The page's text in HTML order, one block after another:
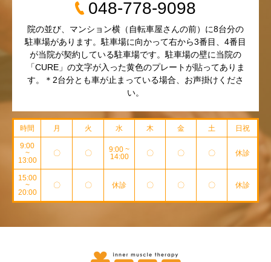
048-778-9098
院の並び、マンション横（自転車屋さんの前）に8台分の
駐車場があります。駐車場に向かって右から3番目、4番目
が当院が契約している駐車場です。駐車場の壁に当院の
「CURE」の文字が入った黄色のプレートが貼ってありま
す。＊2台分とも車が止まっている場合、お声掛けくださ
い。
時間 月 火 水 木 金 土 日祝
9:00
~
13:00
〇 〇
9:00 ~
14:00
〇 〇 〇 休診
15:00
~
20:00
〇 〇 休診 〇 〇 〇 休診